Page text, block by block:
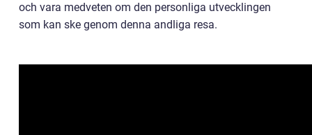
och vara medveten om den personliga utvecklingen
som kan ske genom denna andliga resa.